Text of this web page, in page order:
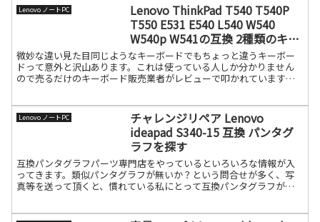
Lenovo ノートPC
Lenovo ThinkPad T540 T540P
T550 E531 E540 L540 W540
W540p W541の互換 2種類のキー
ボード
微妙な違い見た目同じようなキーボードでもちょっと違うキーボー
ドって意外と沢山あります。これは使っている人しか分かりません
ので売るだけのキーボード販売業者がレビューで叩かれていますね
Lenovo ノートPC
チャレンジリペア Lenovo
ideapad S340-15 互換 パンタグ
ラフを探す
互換パンタグラフパーツ専門店をやっているといろいろな情報が入
ってきます。類似パンタグラフが無いか？という問合せが多く、写
真等を送って頂くと、慣れている私にとって互換パンタグラフが直